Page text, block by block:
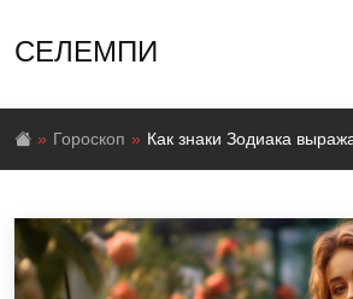
СЕЛЕМПИ
Гороскоп Как знаки Зодиака